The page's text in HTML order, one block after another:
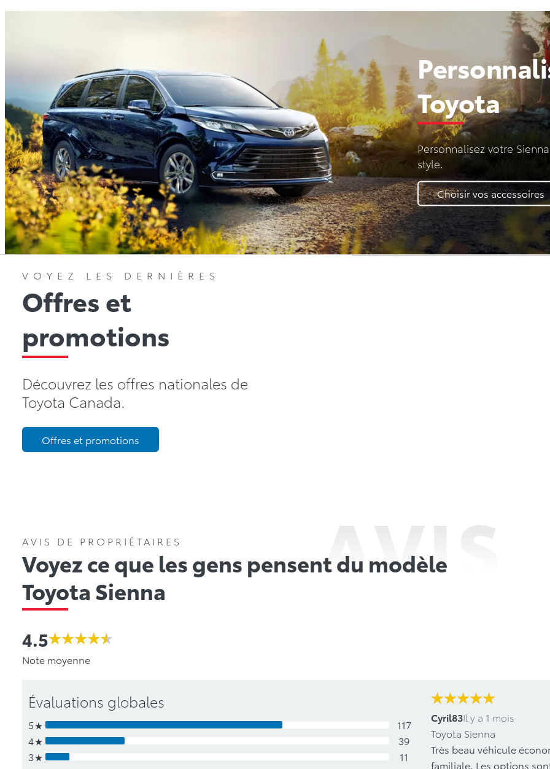
Toyota
Personnalisez votre
style.
Choisir vos accessoires
VOYEZ LES DERNIÈRES
Offres et
promotions
Découvrez les offres nationales de
Toyota Canada.
Offres et promotions
AVIS
AVIS DE PROPRIÉTAIRES
Voyez ce que les gens pensent du modèle
Toyota Sienna
4.5
Note moyenne
Évaluations globales
5
117
4
39
3
11
Cyril83Il y a 1 mois
Toyota Sienna
Très beau véhicule
familiale. Les options